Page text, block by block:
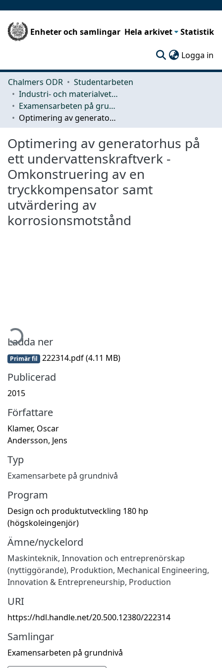
Enheter och samlingar Hela arkivet Statistik
Logga in
Chalmers ODR
Studentarbeten
Industri- och materialvetenskap (IMS)
Examensarbeten på grundnivå
Optimering av generatorhus på ett undervattenskraftverk - Omkonstruering av en tryckkompensator samt utvärdering av korrosionsmotstånd
Optimering av generatorhus på
ett undervattenskraftverk -
Omkonstruering av en
tryckkompensator samt
utvärdering av
korrosionsmotstånd
Ladda ner
Primär fil 222314.pdf(4.11 MB)
Publicerad
2015
Författare
Klamer, Oscar
Andersson, Jens
Typ
Examensarbete på grundnivå
Program
Design och produktutveckling 180 hp
(högskoleingenjör)
Ämne/nyckelord
Maskinteknik, Innovation och entreprenörskap
(nyttiggörande), Produktion, Mechanical Engineering,
Innovation & Entrepreneurship, Production
URI
https://hdl.handle.net/20.500.12380/222314
Samlingar
Examensarbeten på grundnivå